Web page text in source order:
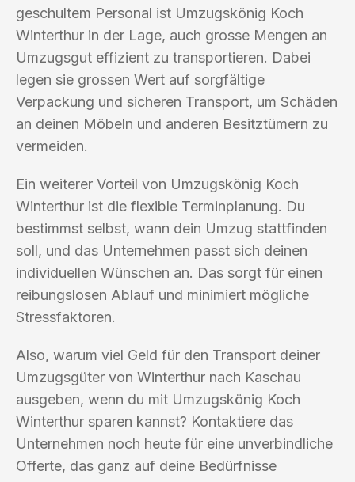
geschultem Personal ist Umzugskönig Koch
Winterthur in der Lage, auch grosse Mengen an
Umzugsgut effizient zu transportieren. Dabei
legen sie grossen Wert auf sorgfältige
Verpackung und sicheren Transport, um Schäden
an deinen Möbeln und anderen Besitztümern zu
vermeiden.
Ein weiterer Vorteil von Umzugskönig Koch
Winterthur ist die flexible Terminplanung. Du
bestimmst selbst, wann dein Umzug stattfinden
soll, und das Unternehmen passt sich deinen
individuellen Wünschen an. Das sorgt für einen
reibungslosen Ablauf und minimiert mögliche
Stressfaktoren.
Also, warum viel Geld für den Transport deiner
Umzugsgüter von Winterthur nach Kaschau
ausgeben, wenn du mit Umzugskönig Koch
Winterthur sparen kannst? Kontaktiere das
Unternehmen noch heute für eine unverbindliche
Offerte, das ganz auf deine Bedürfnisse